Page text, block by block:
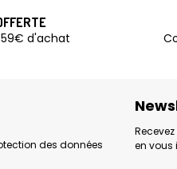
59€ d'achat
des données
en vous